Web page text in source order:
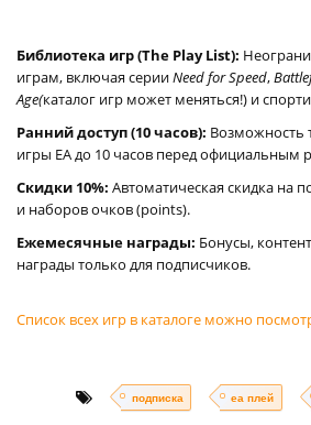
Библиотека игр (The Play List):
играм, включая серииNeed for Speed,
Age(каталог игр может меняться!) и
Ранний доступ (10 часов): Возможность
игры EA до 10 часов перед официальным
Скидки 10%: Автоматическая скидка на
и наборов очков (points).
Ежемесячные награды: Бонусы,
награды только для подписчиков.
Список всех игр в каталоге можно
подписка еа плей